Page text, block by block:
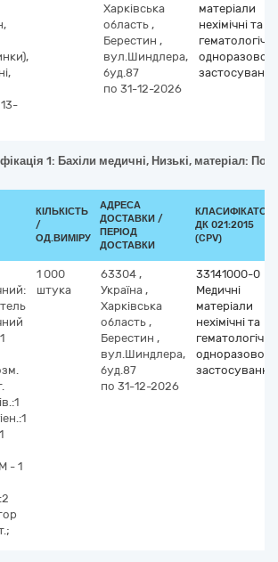
Харківська
область ,
Берестин ,
вул.Шиндлера,
буд.87
по 31-12-2026
матеріали
нехімічні та
гематологічні
застосування
1: Бахіли медичні, Низькі, матеріал:
КІЛЬКІСТЬ
/
ОД.ВИМІРУ
АДРЕСА
ДОСТАВКИ /
ПЕРІОД
ДОСТАВКИ
КЛАСИФІКАТОР
ДК 021:2015
(CPV)
- 1
1 000
штука
63304 ,
Україна ,
Харківська
область ,
Берестин ,
вул.Шиндлера,
буд.87
по 31-12-2026
33141000-0
Медичні
матеріали
нехімічні та
гематологічні
одноразового
застосування